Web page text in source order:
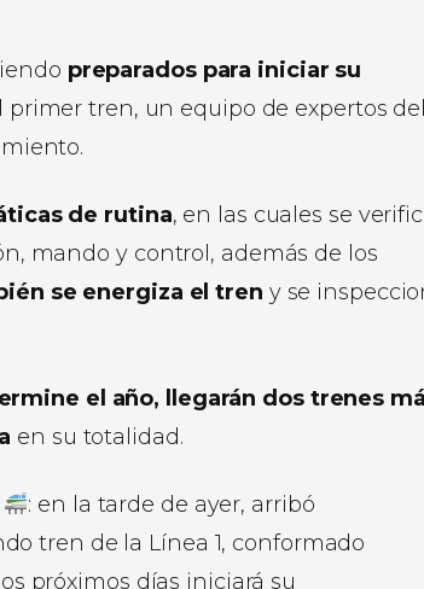
preparados para iniciar su
primer tren, un equipo de expertos
de rutina, en las cuales se
mando y control, además de los
se energiza el tren y se
el año, llegarán dos trenes
en su totalidad.
: en la tarde de ayer, arribó
tren de la Línea 1, conformado
próximos días iniciará su